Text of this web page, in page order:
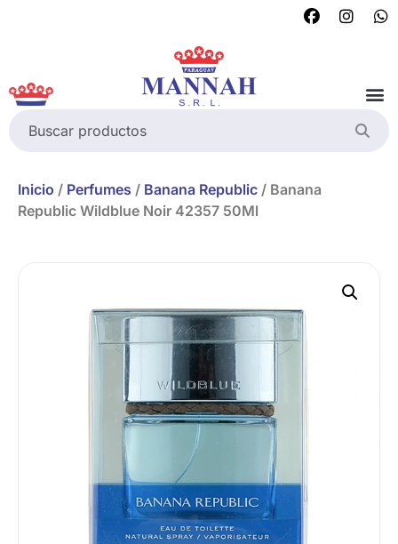
Inicio / Perfumes / Banana Republic / Banana
Republic Wildblue Noir 42357 50Ml